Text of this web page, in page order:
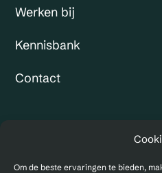
Om de beste ervaringen te bieden,
Werken bij
Kennisbank
Contact
NL867940220B01